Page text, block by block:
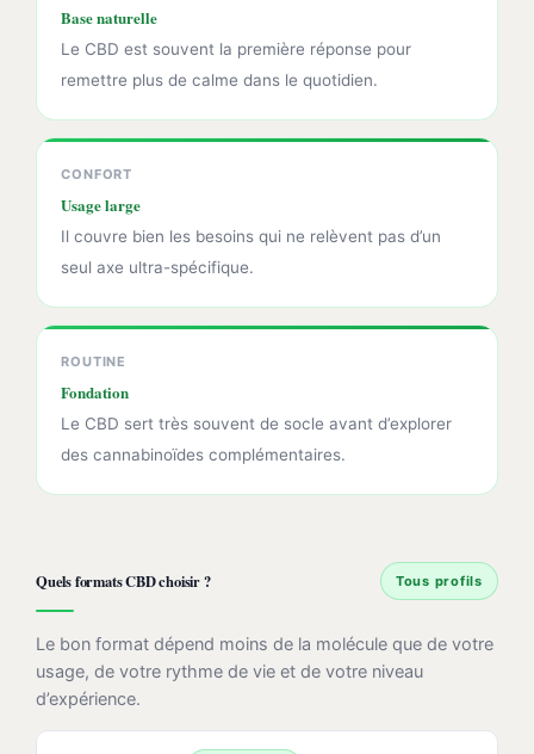
Base naturelle
Le CBD est souvent la première réponse pour
remettre plus de calme dans le quotidien.
CONFORT
Usage large
Il couvre bien les besoins qui ne relèvent pas d’un
seul axe ultra-spécifique.
ROUTINE
Fondation
Le CBD sert très souvent de socle avant d’explorer
des cannabinoïdes complémentaires.
Quels formats CBD choisir ? Tous profils
Le bon format dépend moins de la molécule que de votre
usage, de votre rythme de vie et de votre niveau
d’expérience.